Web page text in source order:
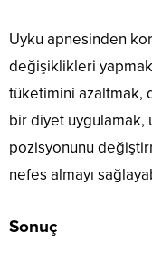
Uyku apnesinden
değişiklikleri
tüketimini azaltmak,
bir diyet uygulamak,
pozisyonunu
nefes almayı
Sonuç